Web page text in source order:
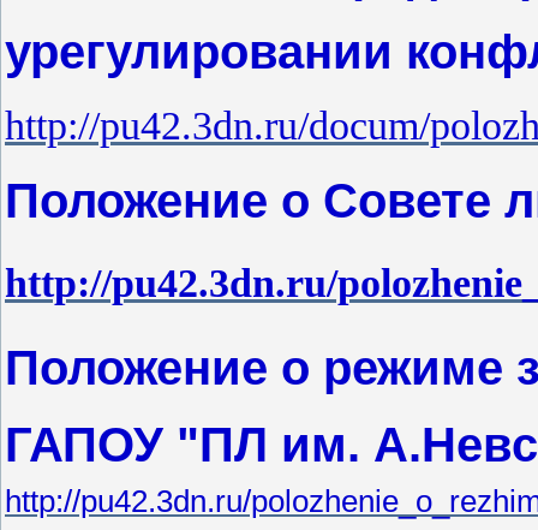
урегулировании
http://pu42.3dn.ru/docum/
Положение о Совете
http://pu42.3dn.ru/
Положение о режиме
ГАПОУ "ПЛ им.
http://pu42.3dn.ru/